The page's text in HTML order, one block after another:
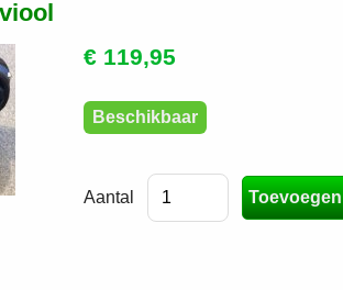
€ 119,95
Beschikbaar
Aantal